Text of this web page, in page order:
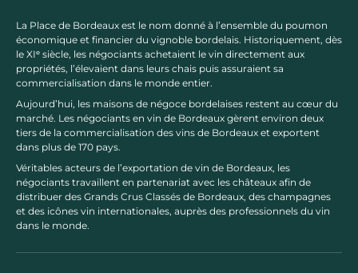
La Place de Bordeaux est le nom donné à l’ensemble du poumon
économique et financier du vignoble bordelais. Historiquement, dès
le XIᵉ siècle, les négociants achetaient le vin directement aux
propriétés, l’élevaient dans leurs chais puis assuraient sa
commercialisation dans le monde entier.
Aujourd’hui, les maisons de négoce bordelaises restent au cœur du
marché. Les négociants en vin de Bordeaux gèrent environ deux
tiers de la commercialisation des vins de Bordeaux et exportent
dans plus de 170 pays.
Véritables acteurs de l’exportation de vin de Bordeaux, les
négociants travaillent en partenariat avec les châteaux afin de
distribuer des Grands Crus Classés de Bordeaux, des champagnes
et des icônes vin internationales, auprès des professionnels du vin
dans le monde.